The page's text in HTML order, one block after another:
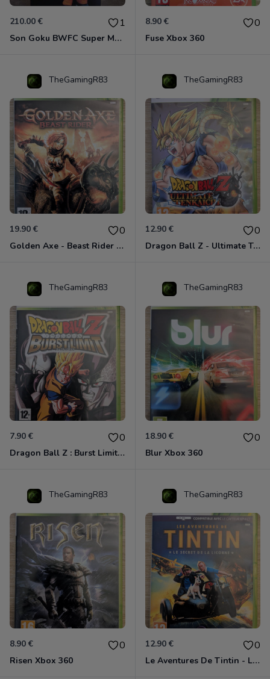
210.00 € 1
Son Goku BWFC Super Master Stars
8.90 € 0
Fuse Xbox 360
TheGamingR83
19.90 € 0
Golden Axe - Beast Rider Xbox 360
TheGamingR83
12.90 € 0
Dragon Ball Z - Ultimate Tenkaichi Xbox 360
TheGamingR83
7.90 € 0
Dragon Ball Z : Burst Limit Xbox 360
TheGamingR83
18.90 € 0
Blur Xbox 360
TheGamingR83
8.90 € 0
Risen Xbox 360
TheGamingR83
12.90 € 0
Le Aventures De Tintin - Le Secret De La Licorne Xbox 360